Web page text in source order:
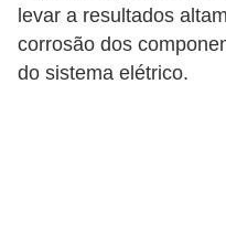
levar a resultados
corrosão dos
do sistema elétrico.
i
c
i